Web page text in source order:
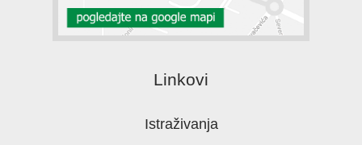
Linkovi
Istraživanja